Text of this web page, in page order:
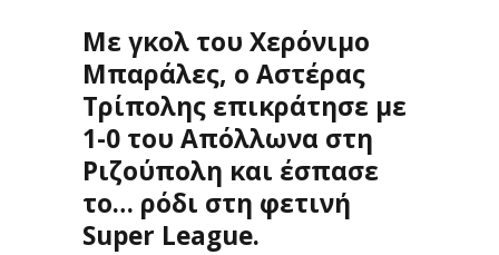
Με γκολ του Χερόνιμο
Μπαράλες, ο Αστέρας
Τρίπολης επικράτησε με
1-0 του Απόλλωνα στη
Ριζούπολη και έσπασε
το… ρόδι στη φετινή
Super League.